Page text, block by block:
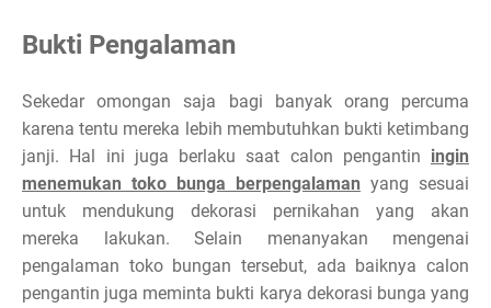
Bukti Pengalaman
Sekedar omongan saja bagi banyak orang percuma
karena tentu mereka lebih membutuhkan bukti ketimbang
janji. Hal ini juga berlaku saat calon pengantin ingin
menemukan toko bunga berpengalaman yang sesuai
untuk mendukung dekorasi pernikahan yang akan
mereka lakukan. Selain menanyakan mengenai
pengalaman toko bungan tersebut, ada baiknya calon
pengantin juga meminta bukti karya dekorasi bunga yang